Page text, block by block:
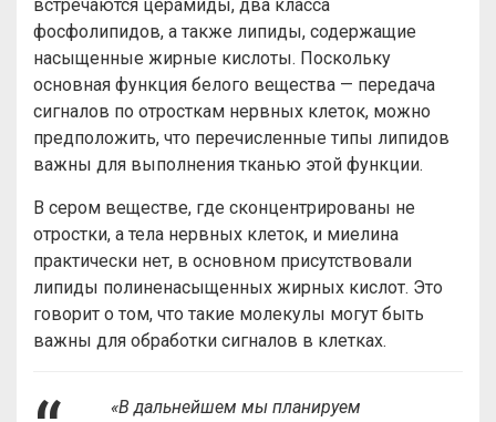
встречаются церамиды, два класса
фосфолипидов, а также липиды, содержащие
насыщенные жирные кислоты. Поскольку
основная функция белого вещества — передача
сигналов по отросткам нервных клеток, можно
предположить, что перечисленные типы липидов
важны для выполнения тканью этой функции.
В сером веществе, где сконцентрированы не
отростки, а тела нервных клеток, и миелина
практически нет, в основном присутствовали
липиды полиненасыщенных жирных кислот. Это
говорит о том, что такие молекулы могут быть
важны для обработки сигналов в клетках.
«В дальнейшем мы планируем